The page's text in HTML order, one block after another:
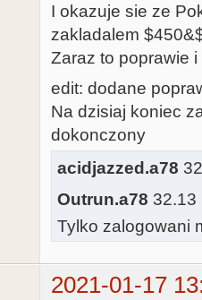
I okazuje sie ze
zakladalem
Zaraz to poprawie
edit: dodane
Na dzisiaj koniec
dokonczony
acidjazzed.a78
Outrun.a78 32.13
Tylko zalogowani
2021-01-17